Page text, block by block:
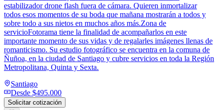
estabilizador drone flash fuera de cámara. Quieren inmortalizar
todos esos momentos de su boda que mañana mostrarán a todos y
sobre todo a sus nietos en muchos años más.Zona de
servicioFotorama tiene la finalidad de acompañarlos en este
importante momento de sus vidas y de regalarles imágenes llenas de
romanticismo. Su estudio fotográfico se encuentra en la comuna de
Ñuñoa, en la ciudad de Santiago y cubre servicios en toda la Región
Metropolitana, Quinta y Sexta.
Santiago
Desde $495.000
Solicitar cotización